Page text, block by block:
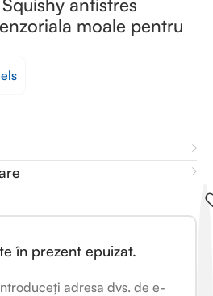
moale pentru
în prezent epuizat.
adresa dvs. de e-